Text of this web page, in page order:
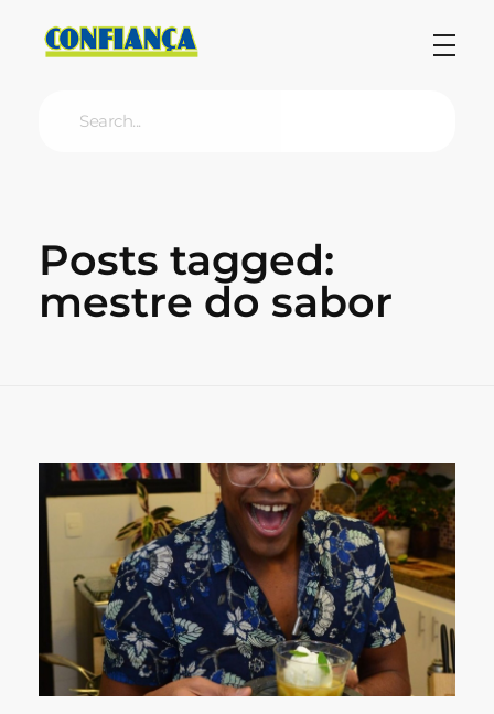
Posts tagged:
mestre do sabor